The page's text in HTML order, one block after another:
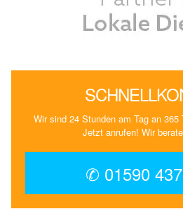
Wir sind 24 Stunden am Tag an 365
Jetzt anrufen! Wir
✆ 01590